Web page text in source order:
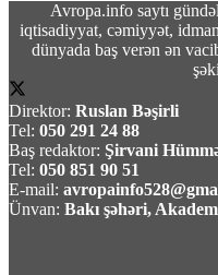
07 Avqust 2026 / 16:20
19
Rusiyada
oxundu
Avropa.info saytı
iqtisadiyyat, cəmiyyət,
dünyada baş verən ən
Direktor: Ruslan Bəşirli
Tel: 050 291 24 88
Baş redaktor: Şirvani
Tel: 050 851 90 51
E-mail:
Ünvan: Bakı şəhəri,